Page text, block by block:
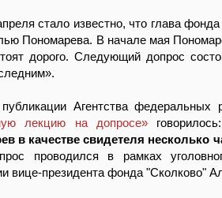
стало известно, что глава
Пономарева. В начале мая
дорого. Следующий допрос
Агентства федеральных
лекцию на допросе»
в качестве свидетеля несколько
проводился в рамках
вице-президента фонда "Сколково"